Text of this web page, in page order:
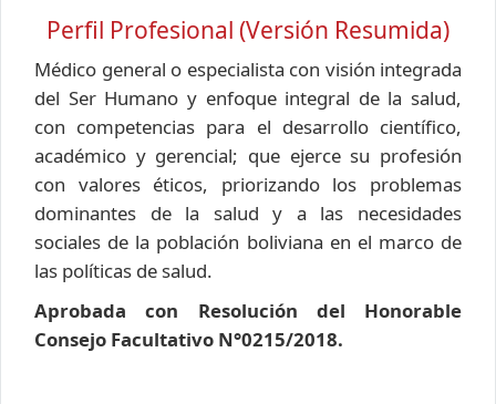
Perfil Profesional (Versión Resumida)
Médico general o especialista con visión integrada
del Ser Humano y enfoque integral de la salud,
con competencias para el desarrollo científico,
académico y gerencial; que ejerce su profesión
con valores éticos, priorizando los problemas
dominantes de la salud y a las necesidades
sociales de la población boliviana en el marco de
las políticas de salud.
Aprobada con Resolución del Honorable
Consejo Facultativo N°0215/2018.